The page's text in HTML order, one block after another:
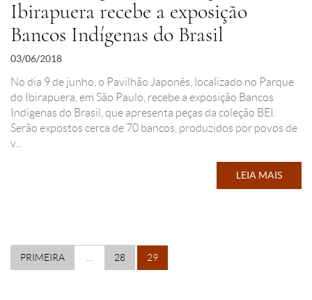
Ibirapuera recebe a exposição
Bancos Indígenas do Brasil
03/06/2018
No dia 9 de junho, o Pavilhão Japonês, localizado no Parque
do Ibirapuera, em São Paulo, recebe a exposição Bancos
Indígenas do Brasil, que apresenta peças da coleção BEI.
Serão expostos cerca de 70 bancos, produzidos por povos de
v...
LEIA MAIS
PRIMEIRA 28 29